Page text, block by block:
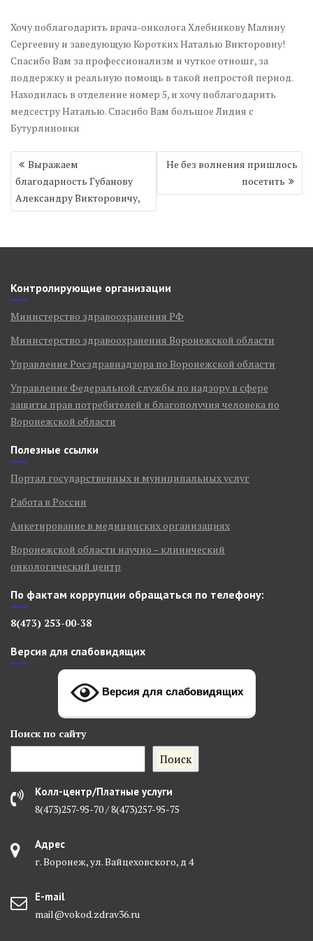
Хочу поблагодарить врача-онколога Хлебникову Малину
Сергеевну и заведующую Коротких Наталью Викторовну!
Спасибо Вам за профессионализм и чуткое отношг, за
поддержку и реальную помощь в такой непростой период.
Находилась в отделение номер 5, и хочу поблагодарить
медсестру Наталью. Спасибо Вам большое Лидия с
Бутурлиновки
Навигация
по
записям
Выражаем
благодарность Губанову
Александру Викторовичу,
Не без волнения пришлось
посетить
Контролирующие организации
Министерство здравоохранения РФ
Министерство здравоохранения Воронежской области
Управление Росздравнадзора по Воронежской области
Управление Федеральной службы по надзору в сфере
защиты прав потребителей и благополучия человека по
Воронежской области
Полезные ссылки
Портал государственных и муниципальных услуг
Работа в России
Анкетирование в медицинских организациях
Воронежской области научно – клинический
онкологический центр
По фактам коррупции обращаться по телефону:
8(473) 253-00-38
Версия для слабовидящих
Версия для слабовидящих
Поиск по сайту
Поиск
Колл-центр/Платные услуги
8(473)257-95-70 / 8(473)257-95-75
Адрес
г. Воронеж, ул. Вайцеховского, д 4
E-mail
mail@vokod.zdrav36.ru